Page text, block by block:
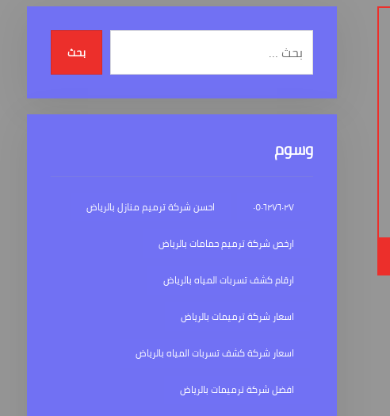
بحث
وسوم
٠٥٠٦٢٧٦٠٢٧
احسن شركة ترميم منازل بالرياض
ارخص شركة ترميم حمامات بالرياض
ارقام كشف تسربات المياه بالرياض
اسعار شركة ترميمات بالرياض
اسعار شركة كشف تسربات المياه بالرياض
افضل شركة ترميمات بالرياض